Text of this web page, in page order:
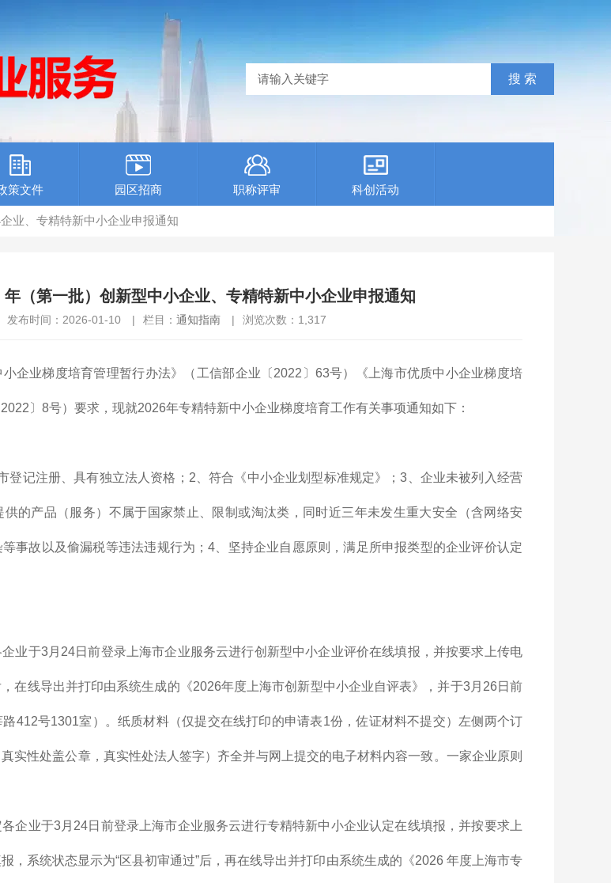
策文件 园区招商 职称评审 科创活动
业、专精特新中小企业申报通知
年（第一批）创新型中小企业、专精特新中小企业申报通知
发布时间：2026-01-10 | 栏目： 通知指南 | 浏览次数： 1,317
企业梯度培育管理暂行办法》（工信部企业〔2022〕63号）《上海市优质中小企业梯度培
〕8号）要求，现就2026年专精特新中小企业梯度培育工作有关事项通知如下：
登记注册、具有独立法人资格；2、符合《中小企业划型标准规定》；3、企业未被列入经营
的产品（服务）不属于国家禁止、限制或淘汰类，同时近三年未发生重大安全（含网络安
事故以及偷漏税等违法违规行为；4、坚持企业自愿原则，满足所申报类型的企业评价认定
企业于3月24日前登录上海市企业服务云进行创新型中小企业评价在线填报，并按要求上传电
在线导出并打印由系统生成的《2026年度上海市创新型中小企业自评表》，并于3月26日前
412号1301室）。纸质材料（仅提交在线打印的申请表1份，佐证材料不提交）左侧两个订
实性处盖公章，真实性处法人签字）齐全并与网上提交的电子材料内容一致。一家企业原则
各企业于3月24日前登录上海市企业服务云进行专精特新中小企业认定在线填报，并按要求上
，系统状态显示为“区县初审通过”后，再在线导出并打印由系统生成的《2026 年度上海市专